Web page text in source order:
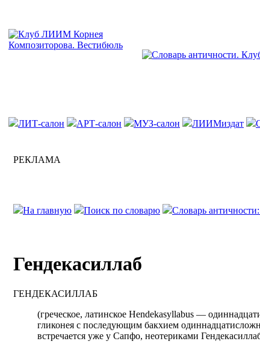
ЛИТ-салон АРТ-салон МУЗ-салон ЛИИМиздат
РЕКЛАМА
На главную Поиск по словарю Словарь
Гендекасиллаб
ГЕНДЕКАСИЛЛАБ
(греческое, латинское Hendekasyllabus —
гликонея с последующим бакхием
встречается уже у Сапфо, неотериками